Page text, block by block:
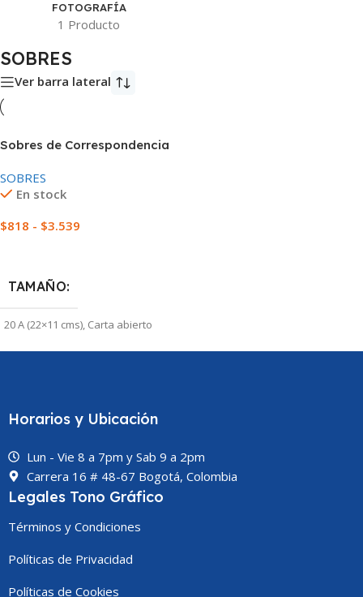
FOTOGRAFÍA
1 Producto
SOBRES
Ver barra lateral
Sobres de Correspondencia
SOBRES
En stock
$818 - $3.539
TAMAÑO
20 A (22×11 cms), Carta abierto
cms)
Por una cara / 1×0 tintas,Por una
cara / 2×0 tintas,Por una cara /
4×0 Tintas
Horarios y Ubicación
Lun - Vie 8 a 7pm y Sab 9 a 2pm
Carrera 16 # 48-67 Bogotá, Colombia
Legales Tono Gráfico
Términos y Condiciones
Políticas de Privacidad
Políticas de Cookies